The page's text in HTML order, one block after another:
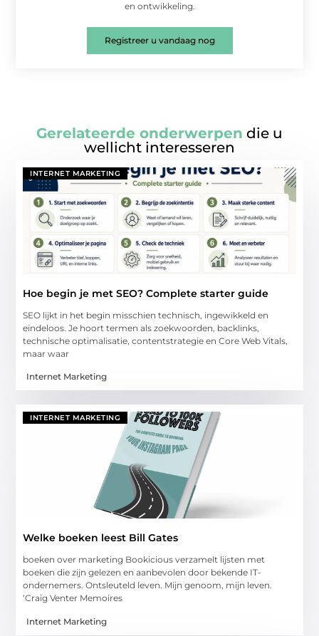
en ontwikkeling.
Registreer u vandaag nog
Gerelateerde onderwerpen die u
wellicht interesseren
INTERNET MARKETING
Hoe begin je met SEO? Complete starter guide
SEO lijkt in het begin misschien technisch, ingewikkeld en
eindeloos. Je hoort termen als zoekwoorden, backlinks,
technische optimalisatie, contentstrategie en Core Web Vitals,
maar waar
Internet Marketing
INTERNET MARKETING
Welke boeken leest Bill Gates
boeken over marketing Bookicious verzamelt lijsten met
boeken die zijn gelezen en aanbevolen door bekende IT-
ondernemers. Ontsleuteld leven. Mijn genoom, mijn leven.
‘Craig Venter Memoires
Internet Marketing